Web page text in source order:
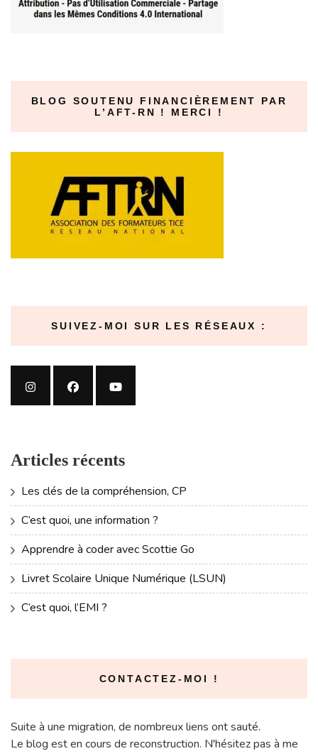
BLOG SOUTENU FINANCIÈREMENT PAR
L’AFT-RN ! MERCI !
SUIVEZ-MOI SUR LES RÉSEAUX :
Articles récents
Les clés de la compréhension, CP
C’est quoi, une information ?
Apprendre à coder avec Scottie Go
Livret Scolaire Unique Numérique (LSUN)
C’est quoi, l’EMI ?
CONTACTEZ-MOI !
Suite à une migration, de nombreux liens ont sauté.
Le blog est en cours de reconstruction. N'hésitez pas à me